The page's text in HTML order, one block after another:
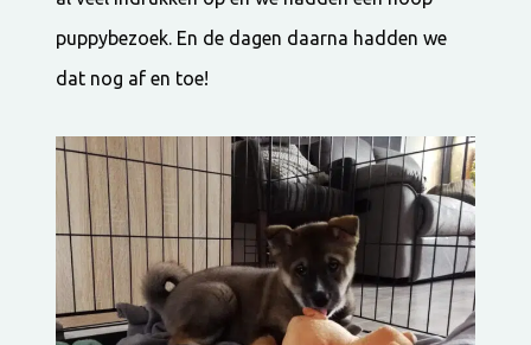
puppybezoek. En de dagen daarna hadden we
dat nog af en toe!